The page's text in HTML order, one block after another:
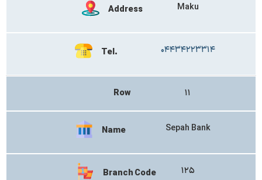
Address Maku
Tel. ۰۴۴۳۴۲۲۳۳۱۴
Row ۱۱
Name Sepah Bank
Branch Code ۱۲۵